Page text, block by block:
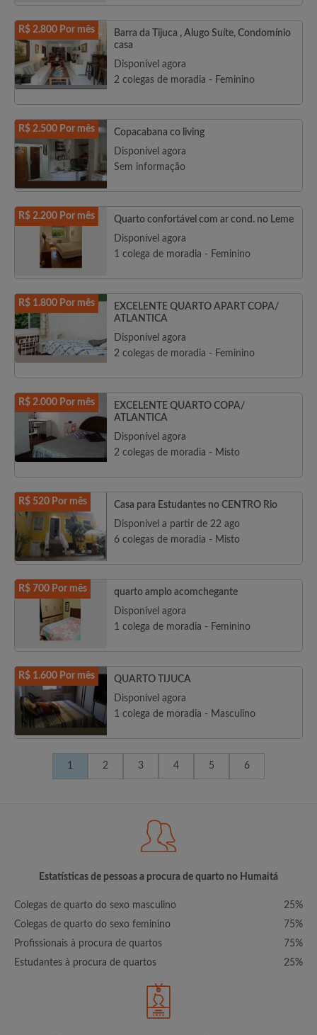
R$ 2.800 Por mês
Barra da Tijuca , Alugo Suíte, Condomínio
casa
Disponível agora
2 colegas de moradia - Feminino
R$ 2.500 Por mês
Copacabana co living
Disponível agora
Sem informação
R$ 2.200 Por mês
Quarto confortável com ar cond. no Leme
Disponível agora
1 colega de moradia - Feminino
R$ 1.800 Por mês
EXCELENTE QUARTO APART COPA/
ATLANTICA
Disponível agora
2 colegas de moradia - Feminino
R$ 2.000 Por mês
EXCELENTE QUARTO COPA/
ATLANTICA
Disponível agora
2 colegas de moradia - Misto
R$ 520 Por mês
Casa para Estudantes no CENTRO Rio
Disponível a partir de 22 ago
6 colegas de moradia - Misto
R$ 700 Por mês
quarto amplo acomchegante
Disponível agora
1 colega de moradia - Feminino
R$ 1.600 Por mês
QUARTO TIJUCA
Disponível agora
1 colega de moradia - Masculino
1 2 3 4 5 6
Estatísticas de pessoas a procura de quarto no Humaitá
Colegas de quarto do sexo masculino
25%
Colegas de quarto do sexo feminino
75%
Profissionais à procura de quartos
75%
Estudantes à procura de quartos
25%